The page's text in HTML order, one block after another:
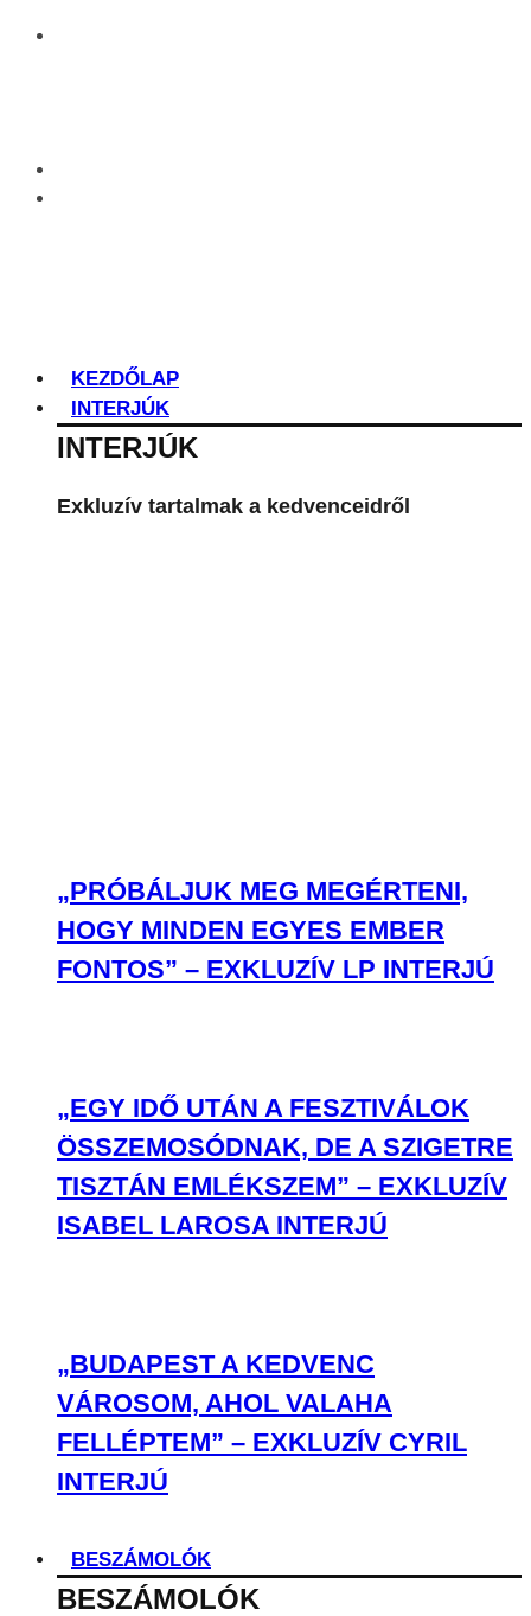
KEZDŐLAP
INTERJÚK
INTERJÚK
Exkluzív tartalmak a kedvenceidről
„PRÓBÁLJUK MEG MEGÉRTENI,
HOGY MINDEN EGYES EMBER
FONTOS” – EXKLUZÍV LP INTERJÚ
„EGY IDŐ UTÁN A FESZTIVÁLOK
ÖSSZEMOSÓDNAK, DE A SZIGETRE
TISZTÁN EMLÉKSZEM” – EXKLUZÍV
ISABEL LAROSA INTERJÚ
„BUDAPEST A KEDVENC
VÁROSOM, AHOL VALAHA
FELLÉPTEM” – EXKLUZÍV CYRIL
INTERJÚ
BESZÁMOLÓK
BESZÁMOLÓK